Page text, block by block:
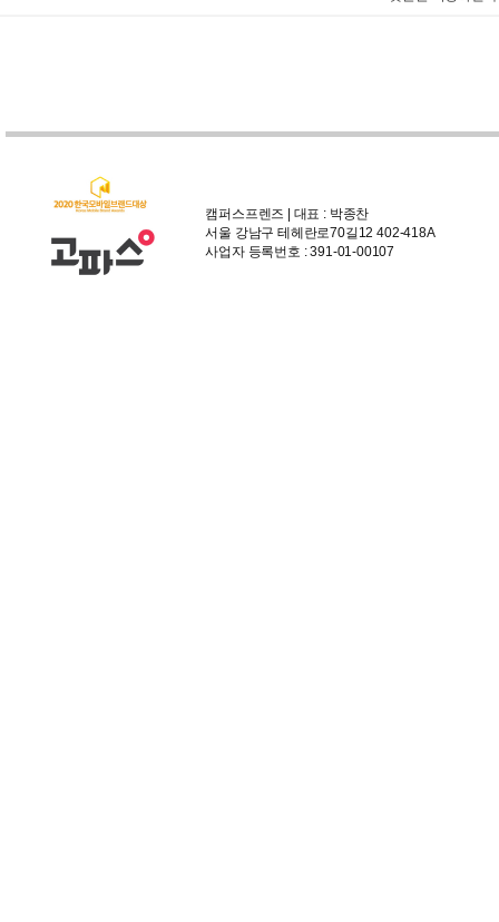
캠퍼스프렌즈 | 대표 : 박종찬
서울 강남구 테헤란로70길12 402-418A
사업자 등록번호 : 391-01-00107